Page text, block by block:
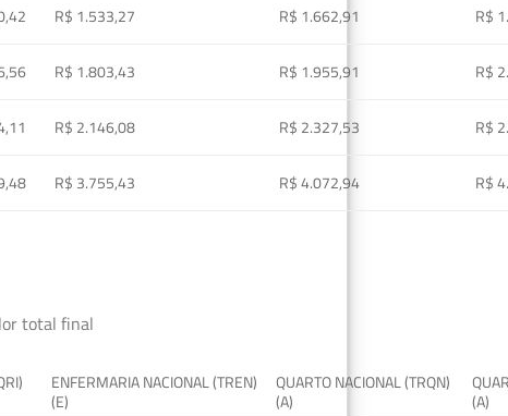
R$ 1.533,27 R$ 1.662,91
R$
R$ 1.803,43 R$ 1.955,91
R$
R$ 2.146,08 R$ 2.327,53
R$
R$ 3.755,43 R$ 4.072,94 R$
total final
ENFERMARIA NACIONAL (TREN)
(E)
QUARTO NACIONAL (TRQN)
(A)
(A)